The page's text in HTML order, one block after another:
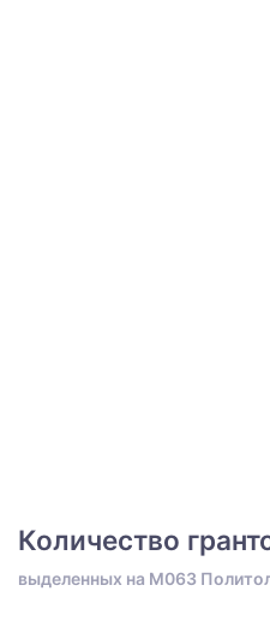
Количество
выделенных на M063